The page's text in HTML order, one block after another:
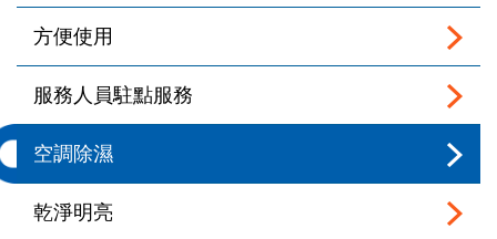
方便使用
服務人員駐點服務
空調除濕
乾淨明亮